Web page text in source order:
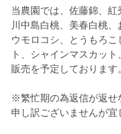
当農園では、佐藤錦、紅
川中島白桃、美春白桃
ウモロコシ、とうもろ
ト、シャインマスカッ
販売を予定しております。
※繁忙期の為返信が返せ